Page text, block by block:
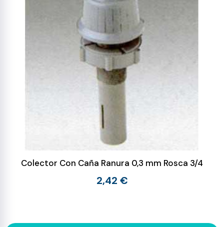
Colector Con Caña Ranura 0,3 mm Rosca 3/4
2,42 €